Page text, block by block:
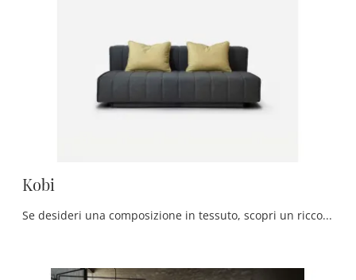
Kobi
Se desideri una composizione in tessuto, scopri un ricco catalogo di divani con letto di grande design.